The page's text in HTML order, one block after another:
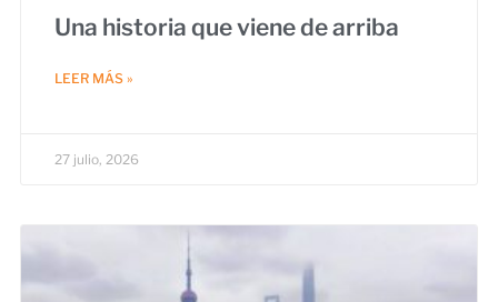
Una historia que viene de arriba
LEER MÁS »
27 julio, 2026